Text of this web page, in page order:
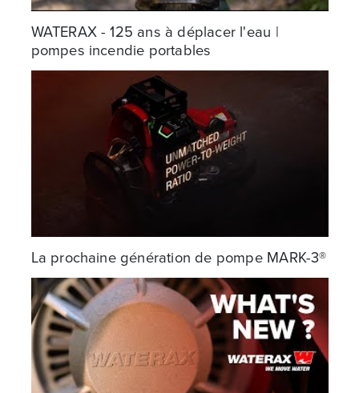
WATERAX - 125 ans à déplacer l'eau |
pompes incendie portables
La prochaine génération de pompe MARK-3®